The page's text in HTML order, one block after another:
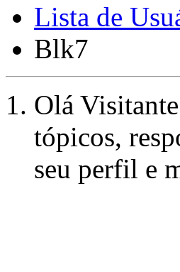
Lista de
Blk7
Olá
tópicos,
seu perfil e